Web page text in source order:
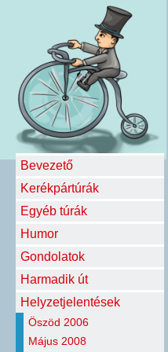
Bevezető
Kerékpártúrák
Egyéb túrák
Humor
Gondolatok
Harmadik út
Helyzetjelentések
Öszöd 2006
Május 2008